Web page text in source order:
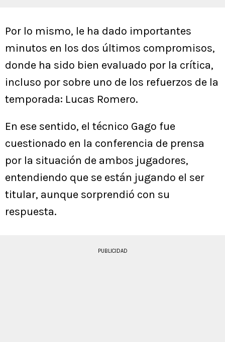
Por lo mismo, le ha dado importantes
minutos en los dos últimos compromisos,
donde ha sido bien evaluado por la crítica,
incluso por sobre uno de los refuerzos de la
temporada: Lucas Romero.
En ese sentido, el técnico Gago fue
cuestionado en la conferencia de prensa
por la situación de ambos jugadores,
entendiendo que se están jugando el ser
titular, aunque sorprendió con su
respuesta.
PUBLICIDAD